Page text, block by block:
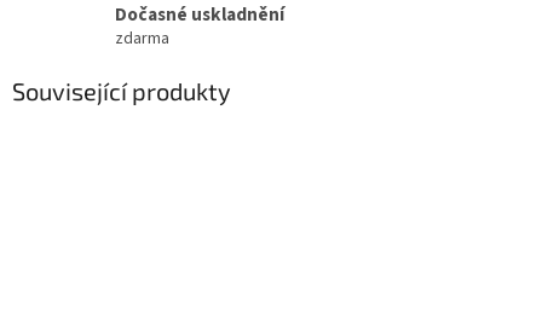
Dočasné uskladnění
zdarma
Související produkty